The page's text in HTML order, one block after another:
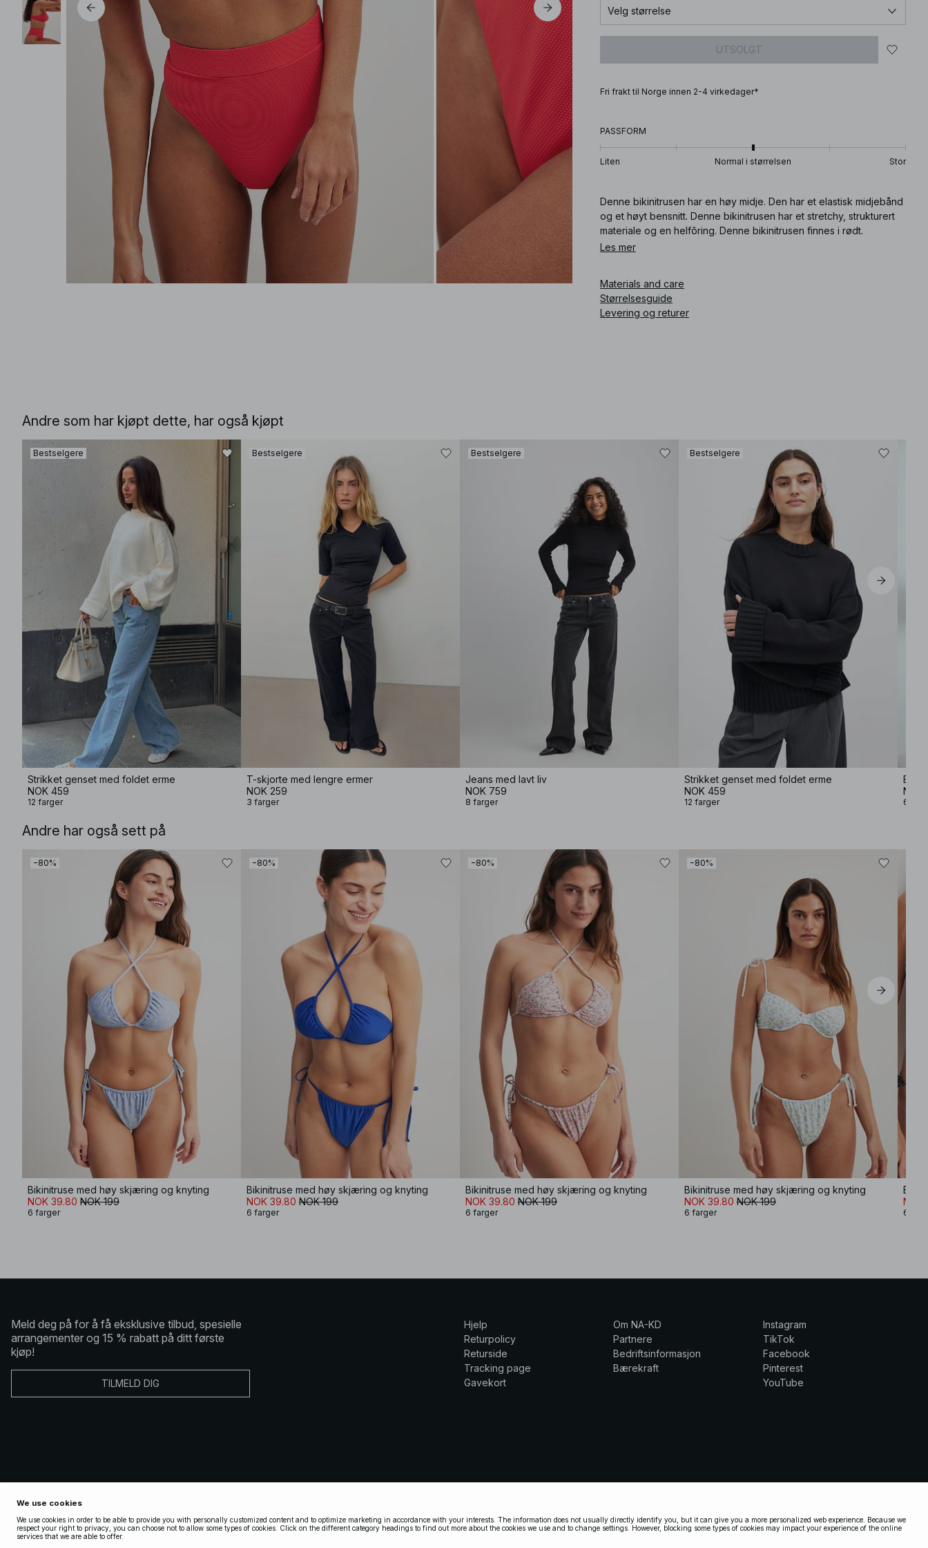
Velg størrelse
UTSOLGT
Fri frakt til Norge innen 2-4 virkedager*
PASSFORM
Liten Normal i størrelsen Stor
Denne bikinitrusen har en høy midje. Den har et elastisk midjebånd
og et høyt bensnitt. Denne bikinitrusen har et stretchy, strukturert
materiale og en helfôring. Denne bikinitrusen finnes i rødt.
Les mer
Materials and care
Størrelsesguide
Levering og returer
Andre som har kjøpt dette, har også kjøpt
Bestselgere
Strikket genset med foldet erme
NOK 459
12 farger
Bestselgere
T-skjorte med lengre ermer
NOK 259
3 farger
Bestselgere
Jeans med lavt liv
NOK 759
8 farger
Bestselgere
Strikket genset med foldet erme
NOK 459
12 farger
NOK
6
Andre har også sett på
−80%
Bikinitruse med høy skjæring og knyting
NOK 39.80 NOK 199
6 farger
−80%
Bikinitruse med høy skjæring og knyting
NOK 39.80 NOK 199
6 farger
−80%
Bikinitruse med høy skjæring og knyting
NOK 39.80 NOK 199
6 farger
−80%
Bikinitruse med høy skjæring og knyting
NOK 39.80 NOK 199
6 farger
NOK
6
Meld deg på for å få eksklusive tilbud, spesielle
arrangementer og 15 % rabatt på ditt første
kjøp!
TILMELD DIG
Hjelp
Returpolicy
Returside
Tracking page
Gavekort
Om NA-KD
Partnere
Bedriftsinformasjon
Bærekraft
Instagram
TikTok
Facebook
Pinterest
YouTube